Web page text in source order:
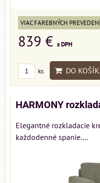
VIAC FAREBNÝCH PREVEDENÍ
839 € s DPH
ks DO
HARMONY
Elegantné rozkladacie
každodenné spanie....